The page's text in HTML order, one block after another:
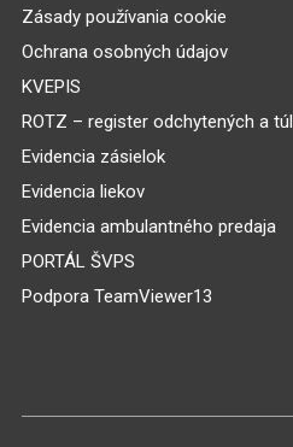
Zásady používania cookie
Ochrana osobných údajov
KVEPIS
ROTZ – register odchytených a
Evidencia zásielok
Evidencia liekov
Evidencia ambulantného predaja
PORTÁL ŠVPS
Podpora TeamViewer13